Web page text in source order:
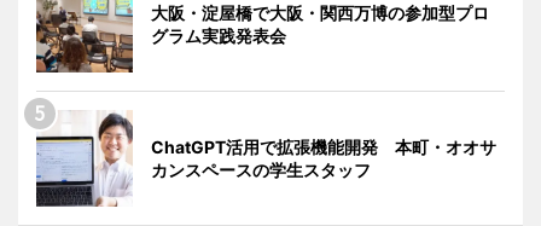
大阪・淀屋橋で大阪・関西万博の参加型プロ
グラム実践発表会
ChatGPT活用で拡張機能開発 本町・オオサ
カンスペースの学生スタッフ